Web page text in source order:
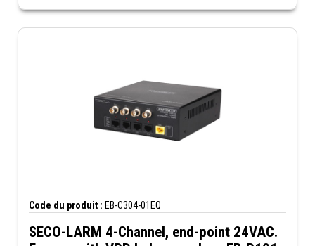
Code du produit : EB-C304-01EQ
SECO-LARM 4-Channel, end-point 24VAC.